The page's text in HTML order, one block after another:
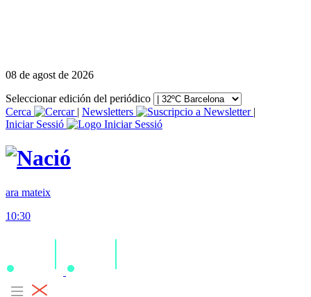
08 de agost de 2026
Seleccionar edición del periódico
Cerca
| Newsletters
|
Iniciar Sessió
ara mateix
10:30